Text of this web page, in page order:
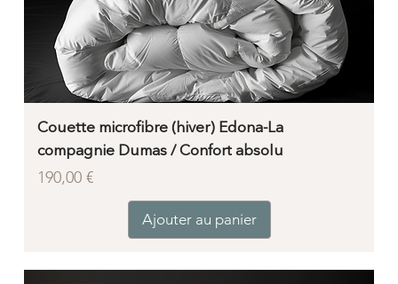
Couette microfibre (hiver) Edona-La
compagnie Dumas / Confort absolu
Prix
190,00 €
Ajouter au panier